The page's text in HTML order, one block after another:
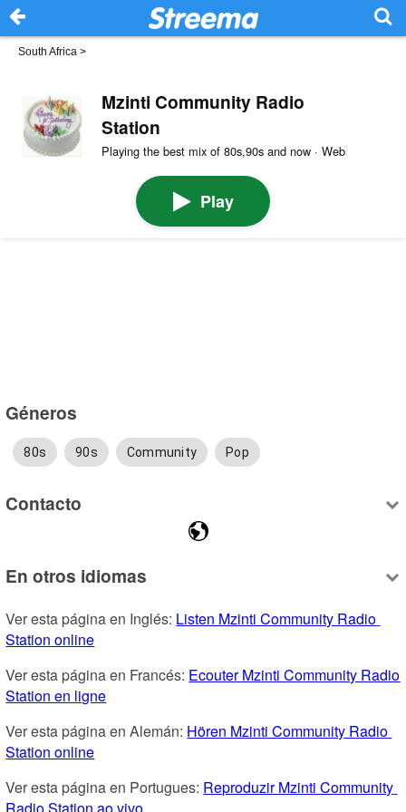
South Africa >
Mzinti Community Radio
Station
Playing the best mix of 80s,90s and now · Web
Play
Géneros
80s 90s Community Pop
Contacto
En otros idiomas
Ver esta página en Inglés: Listen Mzinti Community Radio
Station online
Ver esta página en Francés: Ecouter Mzinti Community Radio
Station en ligne
Ver esta página en Alemán: Hören Mzinti Community Radio
Station online
Ver esta página en Portugues: Reproduzir Mzinti Community
Radio Station ao vivo